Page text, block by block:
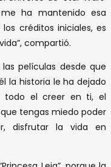
ha mantenido esa
créditos iniciales, es
compartió.
películas desde que
la historia le ha dejado
todo el creer en ti, el
tengas miedo poder
disfrutar la vida en